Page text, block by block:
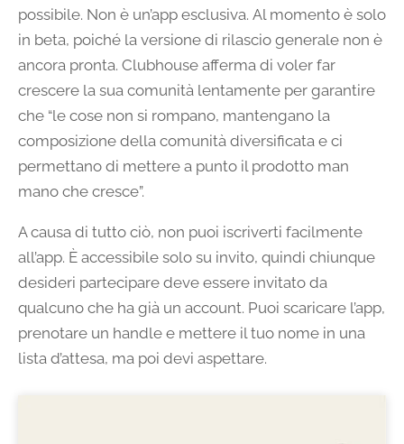
possibile. Non è un’app esclusiva. Al momento è solo
in beta, poiché la versione di rilascio generale non è
ancora pronta. Clubhouse afferma di voler far
crescere la sua comunità lentamente per garantire
che “le cose non si rompano, mantengano la
composizione della comunità diversificata e ci
permettano di mettere a punto il prodotto man
mano che cresce”.
A causa di tutto ciò, non puoi iscriverti facilmente
all’app. È accessibile solo su invito, quindi chiunque
desideri partecipare deve essere invitato da
qualcuno che ha già un account. Puoi scaricare l’app,
prenotare un handle e mettere il tuo nome in una
lista d’attesa, ma poi devi aspettare.